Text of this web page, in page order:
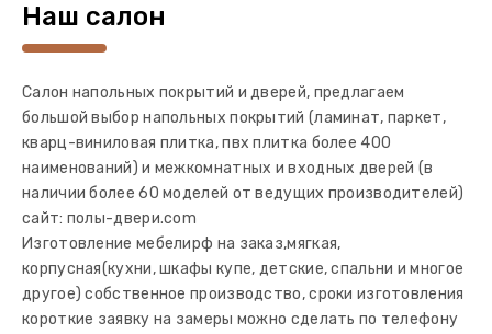
Наш салон
Салон напольных покрытий и дверей, предлагаем
большой выбор напольных покрытий (ламинат, паркет,
кварц-виниловая плитка, пвх плитка более 400
наименований) и межкомнатных и входных дверей (в
наличии более 60 моделей от ведущих производителей)
сайт: полы-двери.com
Изготовление мебелирф на заказ,мягкая,
корпусная(кухни, шкафы купе, детские, спальни и многое
другое) собственное производство, сроки изготовления
короткие заявку на замеры можно сделать по телефону